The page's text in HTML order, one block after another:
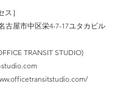
ス］
古屋市中区栄4-7-17ユタカビル
TRANSIT STUDIO)